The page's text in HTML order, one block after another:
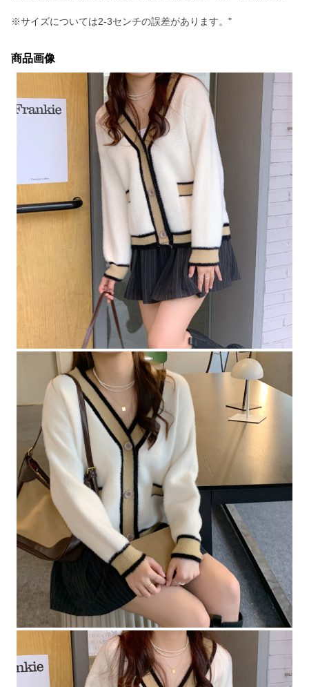
※サイズについては2-3センチの誤差があります。"
商品画像